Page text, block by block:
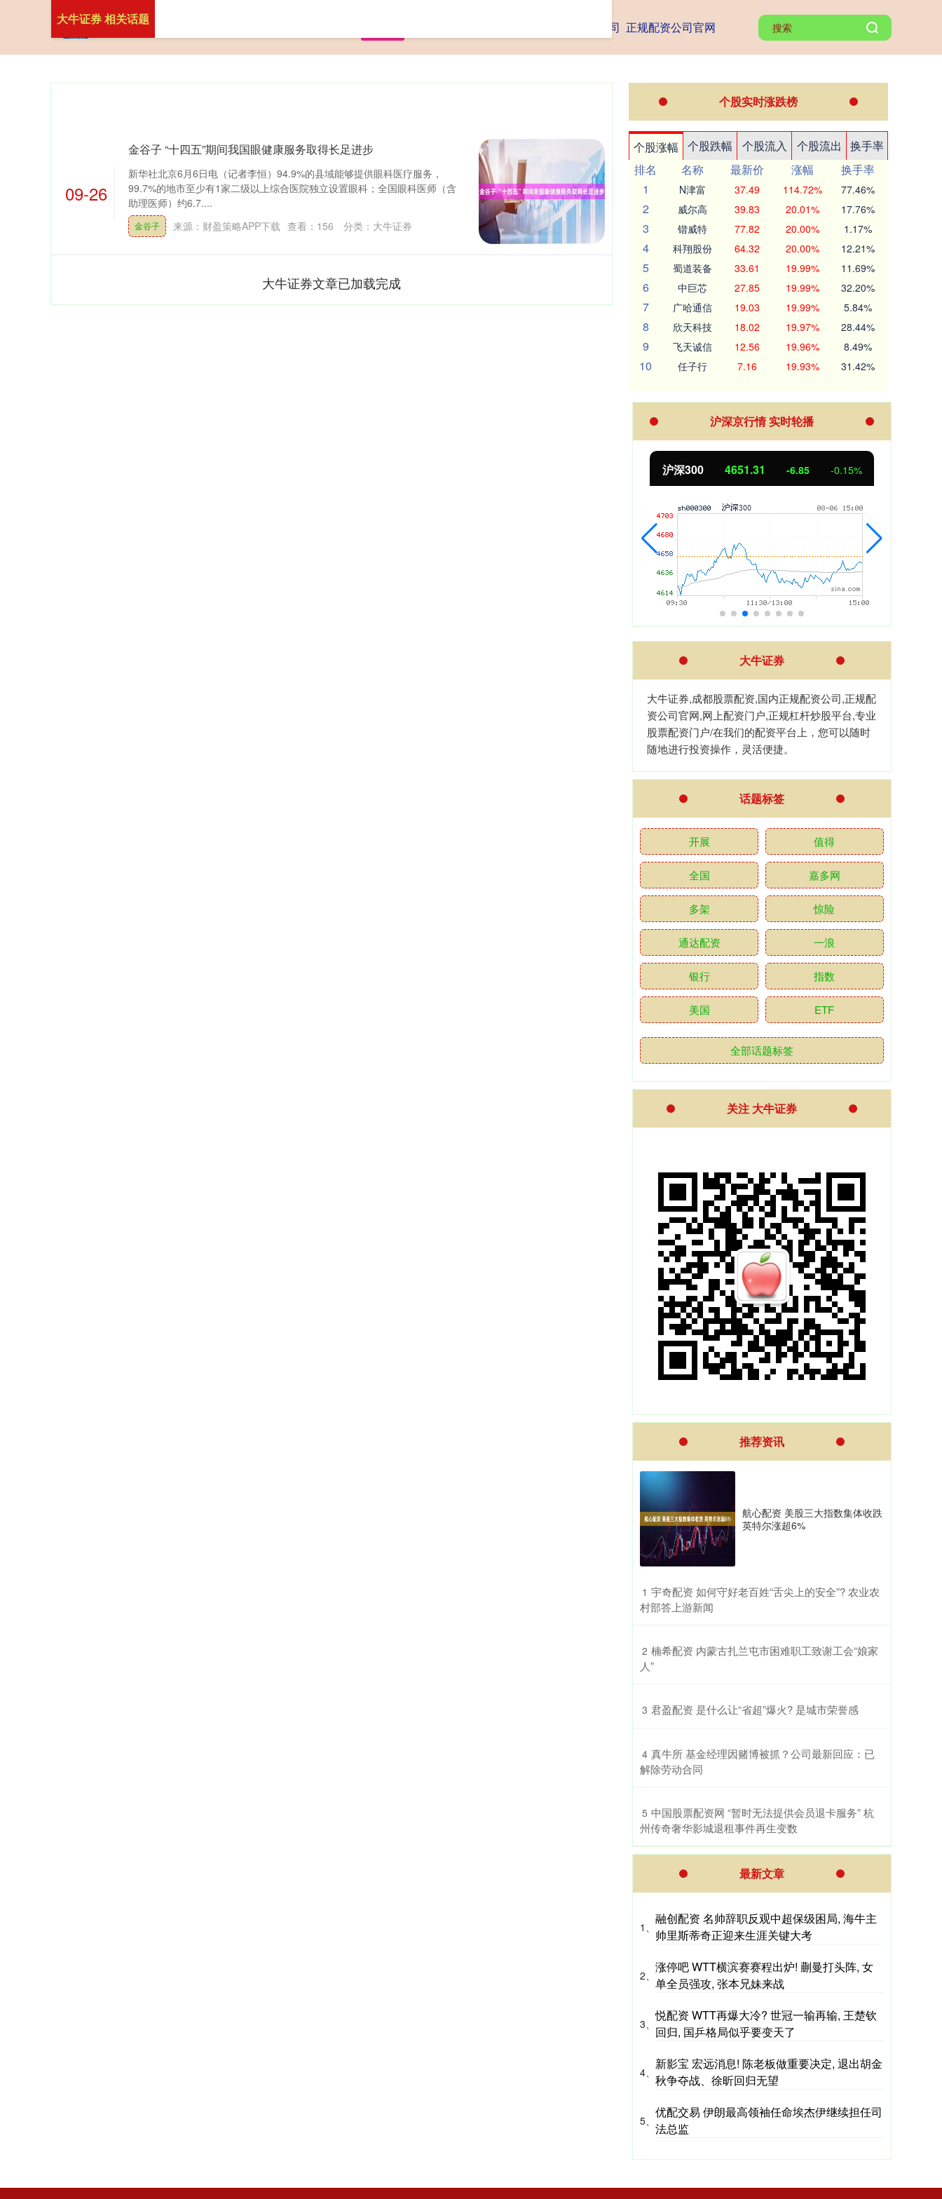
国内正规配资公司 正规配资公司官网
大牛证券 相关话题
09-26
金谷子 “十四五”期间我国眼健康服务取得长足进步
新华社北京6月6日电（记者李恒）94.9%的县域能够提供眼科医疗服务，
99.7%的地市至少有1家二级以上综合医院独立设置眼科；全国眼科医师（含
助理医师）约6.7....
金谷子 来源：财盈策略APP下载 查看： 156 分类： 大牛证券
大牛证券文章已加载完成
个股实时涨跌榜
个股涨幅 个股跌幅 个股流入 个股流出
换手率
排名
名称 最新价 涨幅
换手率
1
N津富 37.49 114.72% 77.46%
2 威尔高 39.83 20.01% 17.76%
3 锴威特 77.82 20.00% 1.17%
4 科翔股份 64.32 20.00% 12.21%
5 蜀道装备 33.61 19.99% 11.69%
6 中巨芯 27.85 19.99% 32.20%
7 广哈通信 19.03 19.99% 5.84%
8 欣天科技 18.02 19.97% 28.44%
9 飞天诚信 12.56 19.96% 8.49%
10 任子行 7.16 19.93% 31.42%
沪深京行情 实时轮播
北证50 1122.88 3.42 0.30%
大牛证券
大牛证券,成都股票配资,国内正规配资公司,正规配
资公司官网,网上配资门户,正规杠杆炒股平台,专业
股票配资门户/在我们的配资平台上，您可以随时
随地进行投资操作，灵活便捷。
话题标签
开展 值得
全国 嘉多网
多架 惊险
通达配资 一浪
银行 指数
美国 ETF
全部话题标签
关注 大牛证券
推荐资讯
航心配资 美股三大指数集体收跌
英特尔涨超6%
1 ​宇奇配资 如何守好老百姓“舌尖上的安全”? 农业农
村部答上游新闻
2 ​楠希配资 内蒙古扎兰屯市困难职工致谢工会“娘家
人”
3 ​君盈配资 是什么让“省超”爆火? 是城市荣誉感
4 ​真牛所 基金经理因赌博被抓？公司最新回应：已
解除劳动合同
5 ​中国股票配资网 “暂时无法提供会员退卡服务” 杭
州传奇奢华影城退租事件再生变数
最新文章
1、
融创配资 名帅辞职反观中超保级困局, 海牛主
帅里斯蒂奇正迎来生涯关键大考
2、
涨停吧 WTT横滨赛赛程出炉! 蒯曼打头阵, 女
单全员强攻, 张本兄妹来战
3、
悦配资 WTT再爆大冷? 世冠一输再输, 王楚钦
回归, 国乒格局似乎要变天了
4、
新影宝 宏远消息! 陈老板做重要决定, 退出胡金
秋争夺战、徐昕回归无望
5、
优配交易 伊朗最高领袖任命埃杰伊继续担任司
法总监